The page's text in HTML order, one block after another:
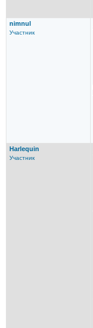
nimnul
Участник
Harlequin
Участник